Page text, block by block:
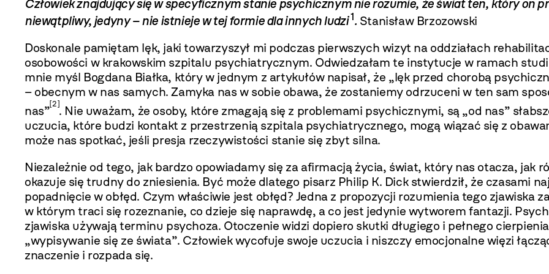
Człowiek znajdujący się w specyfi­cznym stanie psychicznym nie rozumie, że świat ten, który on
niewątpliwy, jedyny – nie istnieje w tej formie dla innych ludzi1. Stanisław Brzozowski
Doskonale pamiętam lęk, jaki towarzyszył mi podczas pierwszych wizyt na oddziałach
osobowości w krakowskim szpitalu psychiatrycznym. Odwiedzałam te instytucje w ramach
mnie myśl Bogdana Białka, który w jednym z artykułów napisał, że „lęk przed chorobą
– obecnym w nas samych. Zamyka nas w sobie obawa, że zostaniemy odrzuceni w ten sam
nas”[2]. Nie uważam, że osoby, które zmagają się z problemami psychicznymi, są „od nas”
uczucia, które budzi kontakt z przestrzenią szpitala psychiatrycznego, mogą wiązać się z
może nas spotkać, jeśli presja rzeczywistości stanie się zbyt silna.
Niezależnie od tego, jak bardzo opowiadamy się za afirmacją życia, świat, który nas otacza, jak
okazuje się trudny do zniesienia. Być może dlatego pisarz Philip K. Dick stwierdził, że czasami
popadnięcie w obłęd. Czym właściwie jest obłęd? Jedna z propozycji rozumienia tego zjawiska
w którym traci się rozeznanie, co dzieje się naprawdę, a co jest jedynie wytworem fantazji.
zjawiska używają terminu psychoza. Otoczenie widzi dopiero skutki długiego i pełnego
„wypisywanie się ze świata”. Człowiek wycofuje swoje uczucia i niszczy emocjonalne więzi
znaczenie i rozpada się.